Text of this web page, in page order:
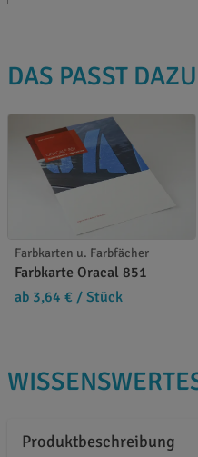
DAS PASST DAZU
Farbkarten u. Farbfächer
Farbkarte Oracal 851
ab 3,64 € / Stück
Produktbeschreibung